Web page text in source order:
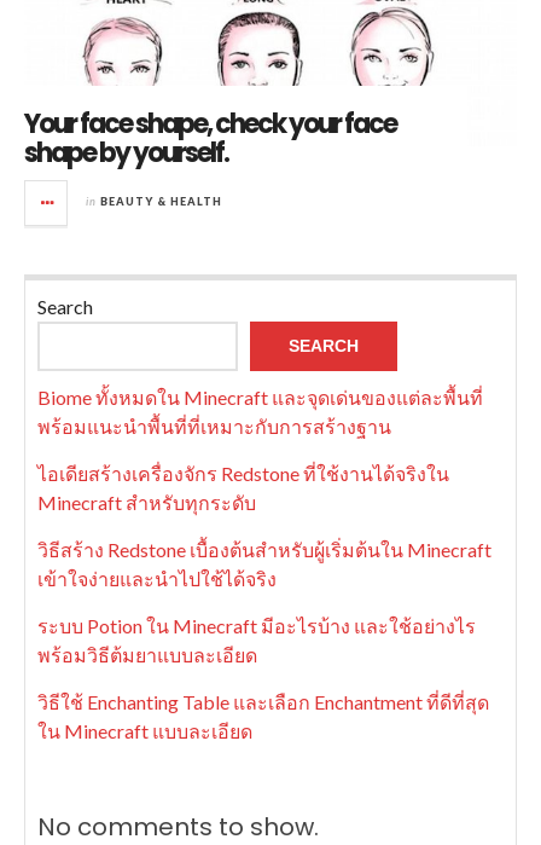
Your face shape, check your face
shape by yourself.
in BEAUTY & HEALTH
Search
SEARCH
Biome ทั้งหมดใน Minecraft และจุดเด่นของแต่ละพื้นที่
พร้อมแนะนำพื้นที่ที่เหมาะกับการสร้างฐาน
ไอเดียสร้างเครื่องจักร Redstone ที่ใช้งานได้จริงใน
Minecraft สำหรับทุกระดับ
วิธีสร้าง Redstone เบื้องต้นสำหรับผู้เริ่มต้นใน Minecraft
เข้าใจง่ายและนำไปใช้ได้จริง
ระบบ Potion ใน Minecraft มีอะไรบ้าง และใช้อย่างไร
พร้อมวิธีต้มยาแบบละเอียด
วิธีใช้ Enchanting Table และเลือก Enchantment ที่ดีที่สุด
ใน Minecraft แบบละเอียด
No comments to show.